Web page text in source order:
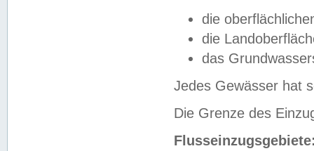
die
die
das
Jedes Gewässer hat
Die Grenze des